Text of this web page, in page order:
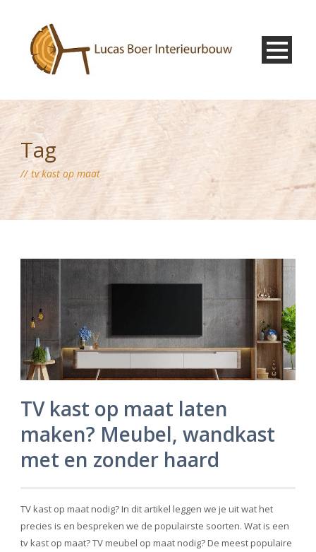
Tag
tv kast op maat
TV kast op maat laten
maken? Meubel, wandkast
met en zonder haard
TV kast op maat nodig? In dit artikel leggen we je uit wat het
precies is en bespreken we de populairste soorten. Wat is een
tv kast op maat? TV meubel op maat nodig? De meest populaire